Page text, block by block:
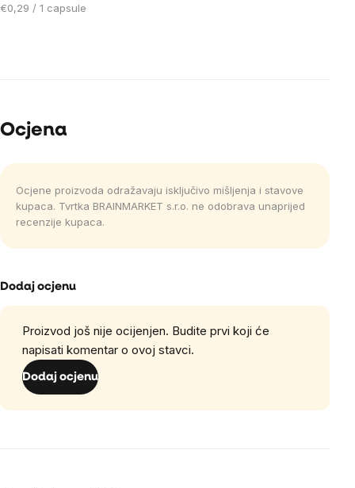
Cijena
€0,29 / 1 capsule
Ocjena
Ocjene proizvoda odražavaju isključivo mišljenja i stavove
kupaca. Tvrtka BRAINMARKET s.r.o. ne odobrava unaprijed
recenzije kupaca.
Dodaj ocjenu
Proizvod još nije ocijenjen. Budite prvi koji će
napisati komentar o ovoj stavci.
Dodaj ocjenu